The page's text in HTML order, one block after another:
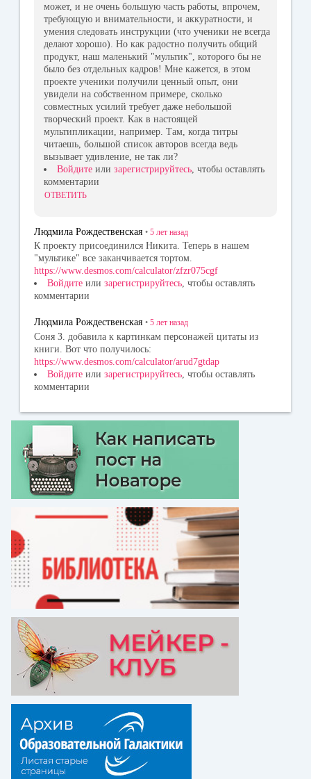
может, и не очень большую часть работы, впрочем,
требующую и внимательности, и аккуратности, и
умения следовать инструкции (что ученики не всегда
делают хорошо). Но как радостно получить общий
продукт, наш маленький "мультик", которого бы не
было без отдельных кадров! Мне кажется, в этом
проекте ученики получили ценный опыт, они
увидели на собственном примере, сколько
совместных усилий требует даже небольшой
творческий проект. Как в настоящей
мультипликации, например. Там, когда титры
читаешь, большой список авторов всегда ведь
вызывает удивление, не так ли?
Войдите или зарегистрируйтесь , чтобы оставлять
комментарии
ОТВЕТИТЬ
Людмила Рождественская • 5 лет назад
К проекту присоединился Никита. Теперь в нашем
"мультике" все заканчивается тортом.
https://www.desmos.com/calculator/zfzr075cgf
Войдите или зарегистрируйтесь, чтобы оставлять
комментарии
Людмила Рождественская • 5 лет назад
Соня З. добавила к картинкам персонажей цитаты из
книги. Вот что получилось:
https://www.desmos.com/calculator/arud7gtdap
Войдите или зарегистрируйтесь , чтобы оставлять
комментарии